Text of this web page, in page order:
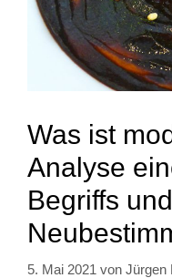
Was ist
Analyse
Begriffs
5. Mai 2021 von Jürgen